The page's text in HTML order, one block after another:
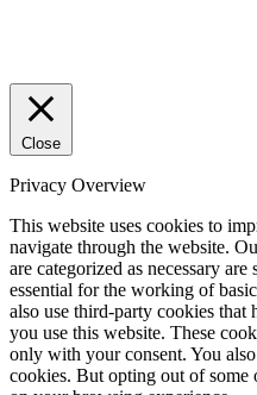
Close
Privacy Overview
This website uses cookies to
navigate through the website.
are categorized as necessary
essential for the working of
also use third-party cookies that
you use this website. These
only with your consent. You
cookies. But opting out of some